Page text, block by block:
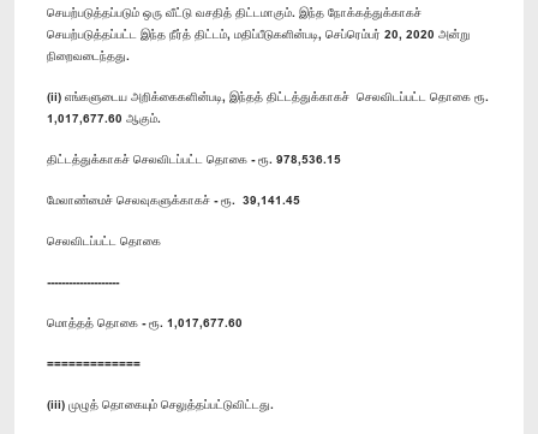
செயற்படுத்தப்படும் ஒரு வீட்டு வசதித் திட்டமாகும். இந்த நோக்கத்துக்காகச்
செயற்படுத்தப்பட்ட இந்த நீர்த் திட்டம், மதிப்பீடுகளின்படி, செப்ரெம்பர் 20, 2020 அன்று
நிறைவடைந்தது.
(ii) எங்களுடைய அறிக்கைகளின்படி, இந்தத் திட்டத்துக்காகச் செலவிடப்பட்ட தொகை ரூ.
1,017,677.60 ஆகும்.
திட்டத்துக்காகச் செலவிடப்பட்ட தொகை - ரூ. 978,536.15
மேலாண்மைச் செலவுகளுக்காகச் - ரூ. 39,141.45
செலவிடப்பட்ட தொகை
--------------------
மொத்தத் தொகை - ரூ. 1,017,677.60
=============
(iii) முழுத் தொகையும் செலுத்தப்பட்டுவிட்டது.